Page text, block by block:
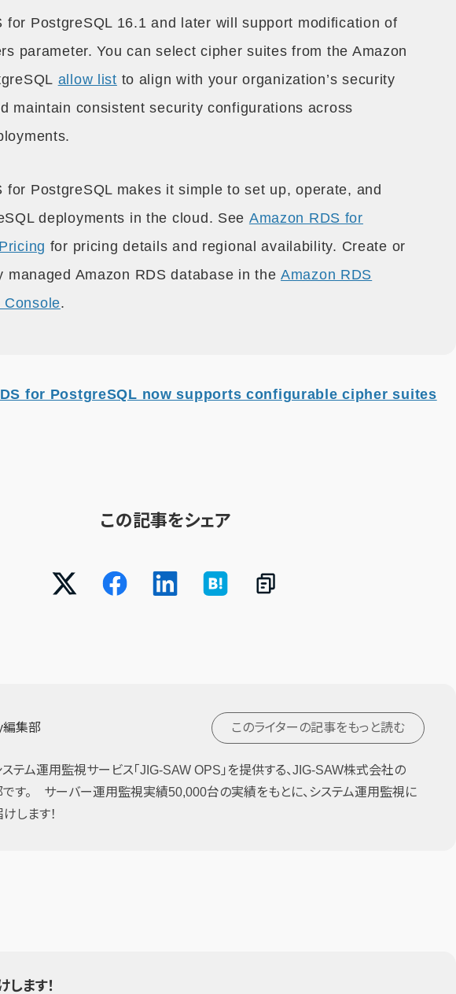
for PostgreSQL 16.1 and later will support modification of
parameter. You can select cipher suites from the Amazon
allow list to align with your organization’s security
maintain consistent security configurations across
for PostgreSQL makes it simple to set up, operate, and
deployments in the cloud. See Amazon RDS for
for pricing details and regional availability. Create or
managed Amazon RDS database in theAmazon RDS
Console.
for PostgreSQL now supports configurable cipher suites
この記事をシェア
編集部 このライターの記事をもっと読む
テム運用監視サービス「JIG-SAW OPS」を提供する、JIG-SAW株式会社の
す。 サーバー運用監視実績50,000台の実績をもとに、システム運用監視に
します！
ます！